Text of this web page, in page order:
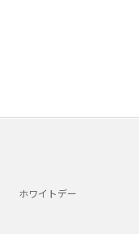
ホワイトデー